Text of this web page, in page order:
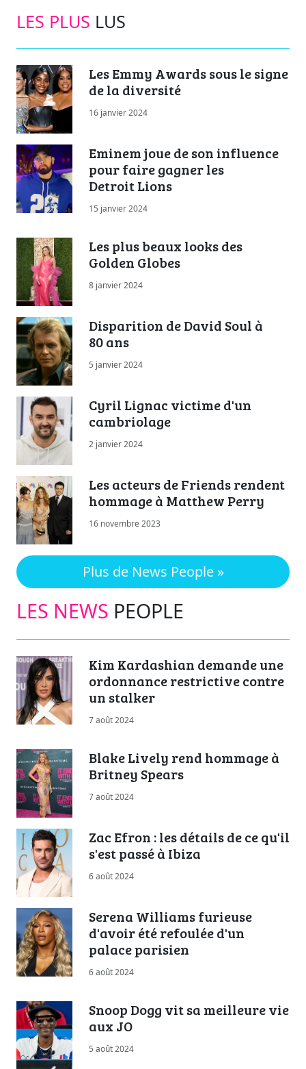
LES PLUS LUS
Les Emmy Awards sous le signe
de la diversité
16 janvier 2024
Eminem joue de son influence
pour faire gagner les
Detroit Lions
15 janvier 2024
Les plus beaux looks des
Golden Globes
8 janvier 2024
Disparition de David Soul à
80 ans
5 janvier 2024
Cyril Lignac victime d'un
cambriolage
2 janvier 2024
Les acteurs de Friends rendent
hommage à Matthew Perry
16 novembre 2023
Plus de News People »
LES NEWS PEOPLE
Kim Kardashian demande une
ordonnance restrictive contre
un stalker
7 août 2024
Blake Lively rend hommage à
Britney Spears
7 août 2024
Zac Efron : les détails de ce qu'il
s'est passé à Ibiza
6 août 2024
Serena Williams furieuse
d'avoir été refoulée d'un
palace parisien
6 août 2024
Snoop Dogg vit sa meilleure vie
aux JO
5 août 2024